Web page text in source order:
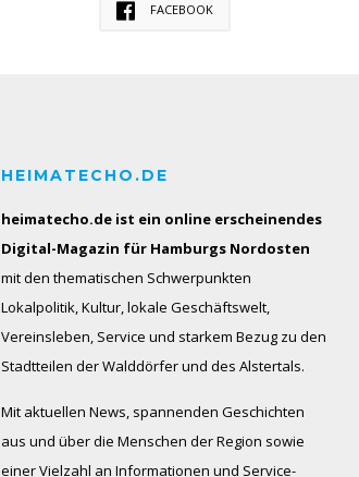
FACEBOOK
HEIMATECHO.DE
heimatecho.de ist ein online erscheinendes
Digital-Magazin für Hamburgs Nordosten
mit den thematischen Schwerpunkten
Lokalpolitik, Kultur, lokale Geschäftswelt,
Vereinsleben, Service und starkem Bezug zu den
Stadtteilen der Walddörfer und des Alstertals.
Mit aktuellen News, spannenden Geschichten
aus und über die Menschen der Region sowie
einer Vielzahl an Informationen und Service-